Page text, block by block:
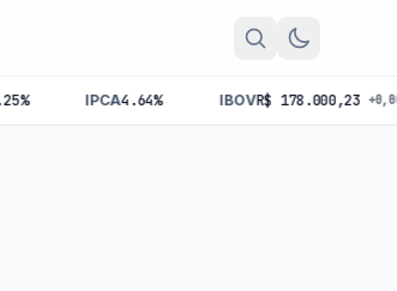
IPCA 4.64% IBOV R$ 178.000,23 +0,00%